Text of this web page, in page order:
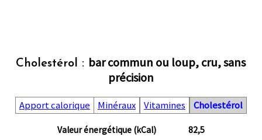
Cholestérol : bar commun ou loup, cru, sans
précision
Apport calorique Minéraux Vitamines Cholestérol
Valeur énergétique (kCal) 82,5